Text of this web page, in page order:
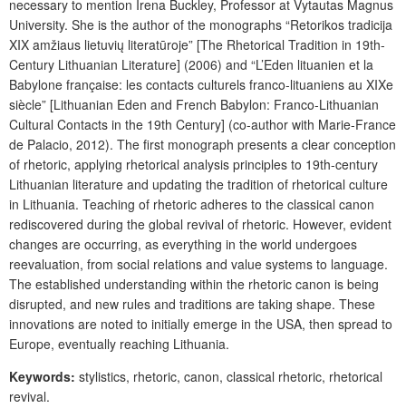
necessary to mention Irena Buckley, Professor at Vytautas Magnus
University. She is the author of the monographs “Retorikos tradicija
XIX amžiaus lietuvių literatūroje” [The Rhetorical Tradition in 19th-
Century Lithuanian Literature] (2006) and “L’Eden lituanien et la
Babylone française: les contacts culturels franco-lituaniens au XIXe
siècle” [Lithuanian Eden and French Babylon: Franco-Lithuanian
Cultural Contacts in the 19th Century] (co-author with Marie-France
de Palacio, 2012). The first monograph presents a clear conception
of rhetoric, applying rhetorical analysis principles to 19th-century
Lithuanian literature and updating the tradition of rhetorical culture
in Lithuania. Teaching of rhetoric adheres to the classical canon
rediscovered during the global revival of rhetoric. However, evident
changes are occurring, as everything in the world undergoes
reevaluation, from social relations and value systems to language.
The established understanding within the rhetoric canon is being
disrupted, and new rules and traditions are taking shape. These
innovations are noted to initially emerge in the USA, then spread to
Europe, eventually reaching Lithuania.
Keywords: stylistics, rhetoric, canon, classical rhetoric, rhetorical
revival.